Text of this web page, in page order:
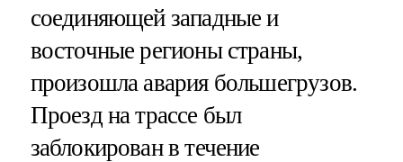
соединяющей западные и
восточные регионы страны,
произошла авария большегрузов.
Проезд на трассе был
заблокирован в течение